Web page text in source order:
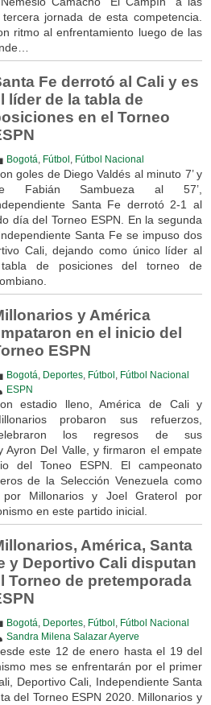
jornada de esta competencia.
ritmo al enfrentamiento luego de las
Fe derrotó al Cali y es
líder de la tabla de
en el Torneo
Bogotá Fútbol Fútbol Nacional
goles de Diego Valdés al minuto 7’ y
Fabián Sambueza al 57’,
Santa Fe derrotó 2-1 al
día del Torneo ESPN. En la segunda
Santa Fe se impuso dos
Cali, dejando como único líder al
de posiciones del torneo de
y América
en el inicio del
ESPN
Bogotá Deportes, Fútbol
Fútbol Nacional
ESPN
estadio lleno, América de Cali y
probaron sus refuerzos,
los regresos de sus
Ayron Del Valle, y firmaron el empate
del Toneo ESPN. El campeonato
de la Selección Venezuela como
por Millonarios y Joel Graterol por
en este partido inicial.
América, Santa
y Deportivo Cali disputan
Torneo de pretemporada
Bogotá Deportes, Fútbol
Fútbol Nacional
Sandra Milena Salazar Ayerve
este 12 de enero hasta el 19 del
mes se enfrentarán por el primer
Deportivo Cali, Independiente Santa
del Torneo ESPN 2020. Millonarios y